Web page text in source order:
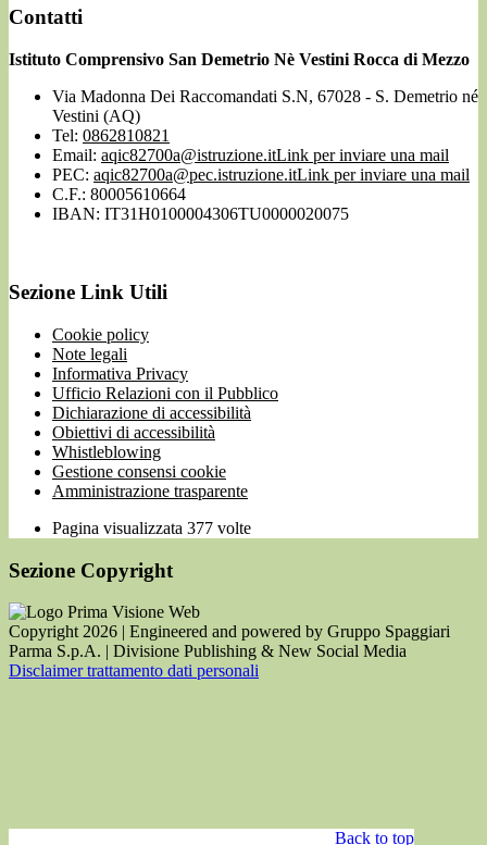
Contatti
Istituto Comprensivo San Demetrio Nè Vestini Rocca di Mezzo
Via Madonna Dei Raccomandati S.N, 67028 - S. Demetrio né
Vestini (AQ)
Tel: 0862810821
Email: aqic82700a@istruzione.itLink per inviare una mail
PEC: aqic82700a@pec.istruzione.itLink per inviare una mail
C.F.: 80005610664
IBAN: IT31H0100004306TU0000020075
Sezione Link Utili
Cookie policy
Note legali
Informativa Privacy
Ufficio Relazioni con il Pubblico
Dichiarazione di accessibilità
Obiettivi di accessibilità
Whistleblowing
Gestione consensi cookie
Amministrazione trasparente
Pagina visualizzata 377 volte
Sezione Copyright
Copyright 2026 | Engineered and powered by Gruppo Spaggiari
Parma S.p.A. | Divisione Publishing & New Social Media
Disclaimer trattamento dati personali
Back to top